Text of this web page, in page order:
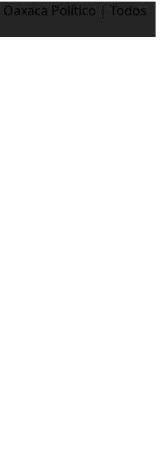
Oaxaca Político | Todos